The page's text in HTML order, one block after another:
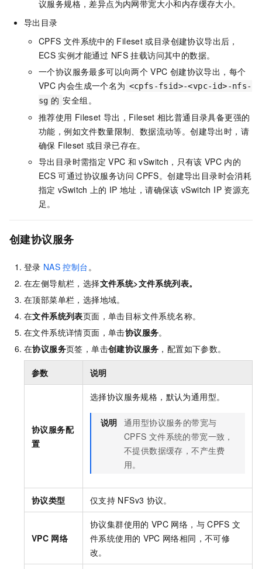
议服务规格，差异点为内网带宽大小和内存缓存大小。
导出目录
CPFS 文件系统中的 Fileset 或目录创建协议导出后，
ECS 实例才能通过 NFS 挂载访问其中的数据。
一个协议服务最多可以向两个 VPC 创建协议导出，每个
VPC 内会生成一个名为 <cpfs-fsid>-<vpc-id>-nfs-
sg 的 安全组。
推荐使用 Fileset 导出，Fileset 相比普通目录具备更强的
功能，例如文件数量限制、数据流动等。创建导出时，请
确保 Fileset 或目录已存在。
导出目录时需指定 VPC 和 vSwitch，只有该 VPC 内的
ECS 可通过协议服务访问 CPFS。创建导出目录时会消耗
指定 vSwitch 上的 IP 地址，请确保该 vSwitch IP 资源充
足。
创建协议服务
登录 NAS 控制台 。
在左侧导航栏，选择文件系统>文件系统列表。
在顶部菜单栏，选择地域。
在文件系统列表页面，单击目标文件系统名称。
在文件系统详情页面，单击协议服务。
在协议服务页签，单击创建协议服务 ，配置如下参数。
参数 说明
协议服务配
置
选择协议服务规格，默认为通用型。
说明 通用型协议服务的带宽与
CPFS 文件系统的带宽一致，
不提供数据缓存，不产生费
用。
协议类型 仅支持 NFSv3 协议。
VPC 网络
协议集群使用的 VPC 网络，与 CPFS 文
件系统使用的 VPC 网络相同，不可修
改。